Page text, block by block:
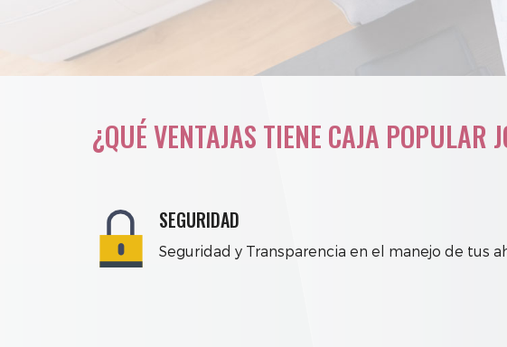
¿QUÉ VENTAJAS TIENE CAJA POPULAR
SEGURIDAD
Seguridad y Transparencia en el manejo de tus